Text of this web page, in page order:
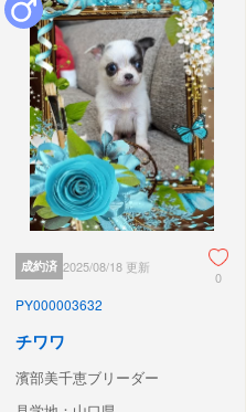
成約済 2025/08/18 更新
0
PY000003632
チワワ
濱部美千恵ブリーダー